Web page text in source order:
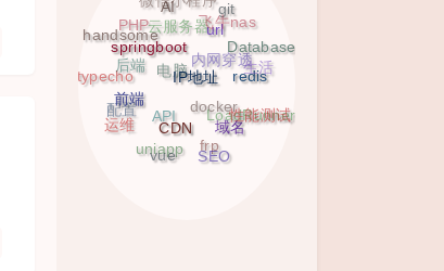
typecho
handsome
PHP
后端
配置
运维
前端
springboot
云服务器
电脑
API
uniapp
vue
CDN
IP地址
url
git
飞牛nas
内网穿透
docker
frp
SEO
域名
redis
Database
生活
LoadRunner
性能测试